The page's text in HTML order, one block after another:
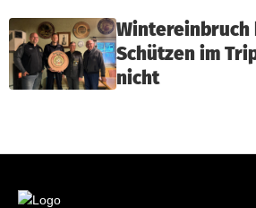
Wintereinbruch
Schützen im
nicht